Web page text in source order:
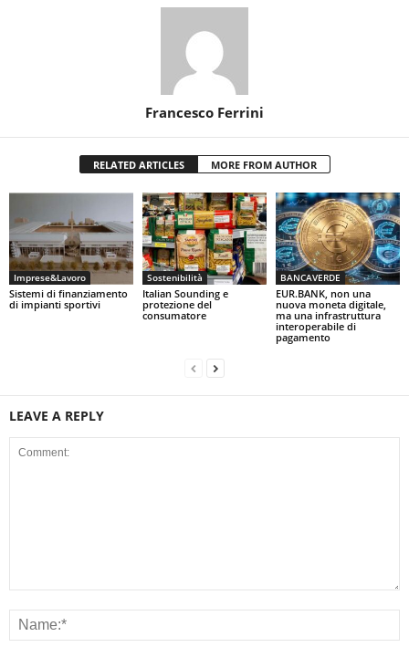
Francesco Ferrini
RELATED ARTICLES MORE FROM AUTHOR
Imprese&Lavoro
Sistemi di finanziamento
di impianti sportivi
Sostenibilità
Italian Sounding e
protezione del
consumatore
BANCAVERDE
EUR.BANK, non una
nuova moneta digitale,
ma una infrastruttura
interoperabile di
pagamento
LEAVE A REPLY